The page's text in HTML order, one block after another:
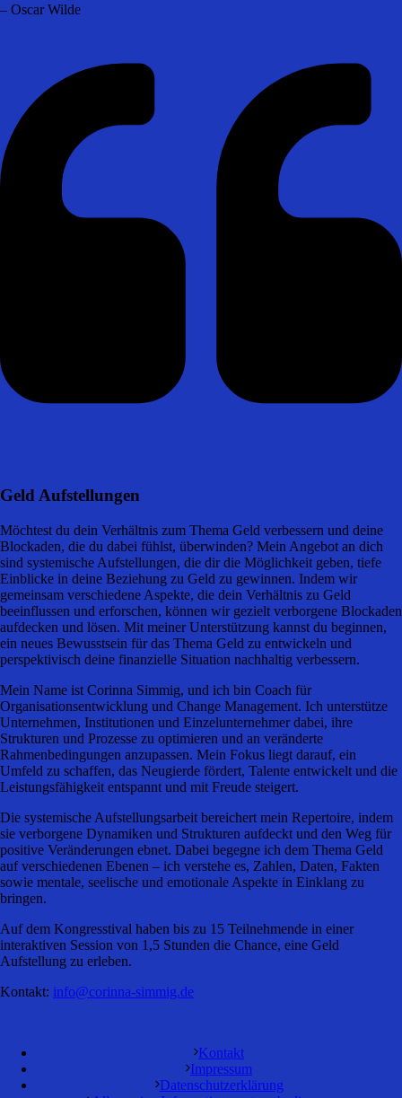
– Oscar Wilde
Geld Aufstellungen
Möchtest du dein Verhältnis zum Thema Geld verbessern und deine
Blockaden, die du dabei fühlst, überwinden? Mein Angebot an dich
sind systemische Aufstellungen, die dir die Möglichkeit geben, tiefe
Einblicke in deine Beziehung zu Geld zu gewinnen. Indem wir
gemeinsam verschiedene Aspekte, die dein Verhältnis zu Geld
beeinflussen und erforschen, können wir gezielt verborgene Blockaden
aufdecken und lösen. Mit meiner Unterstützung kannst du beginnen,
ein neues Bewusstsein für das Thema Geld zu entwickeln und
perspektivisch deine finanzielle Situation nachhaltig verbessern.
Mein Name ist Corinna Simmig, und ich bin Coach für
Organisationsentwicklung und Change Management. Ich unterstütze
Unternehmen, Institutionen und Einzelunternehmer dabei, ihre
Strukturen und Prozesse zu optimieren und an veränderte
Rahmenbedingungen anzupassen. Mein Fokus liegt darauf, ein
Umfeld zu schaffen, das Neugierde fördert, Talente entwickelt und die
Leistungsfähigkeit entspannt und mit Freude steigert.
Die systemische Aufstellungsarbeit bereichert mein Repertoire, indem
sie verborgene Dynamiken und Strukturen aufdeckt und den Weg für
positive Veränderungen ebnet. Dabei begegne ich dem Thema Geld
auf verschiedenen Ebenen – ich verstehe es, Zahlen, Daten, Fakten
sowie mentale, seelische und emotionale Aspekte in Einklang zu
bringen.
Auf dem Kongresstival haben bis zu 15 Teilnehmende in einer
interaktiven Session von 1,5 Stunden die Chance, eine Geld
Aufstellung zu erleben.
Kontakt: info@corinna-simmig.de
Kontakt
Impressum
Datenschutzerklärung